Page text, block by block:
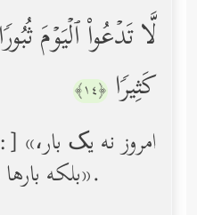
لَّا تَدۡعُواْ ٱلۡیَوۡمَ
كَثِیرࣰا ﴿١٤﴾
بلكه بارها درخواست مرگ كنید».